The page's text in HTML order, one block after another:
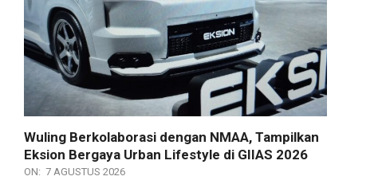
Wuling Berkolaborasi dengan NMAA, Tampilkan
Eksion Bergaya Urban Lifestyle di GIIAS 2026
ON: 7 AGUSTUS 2026